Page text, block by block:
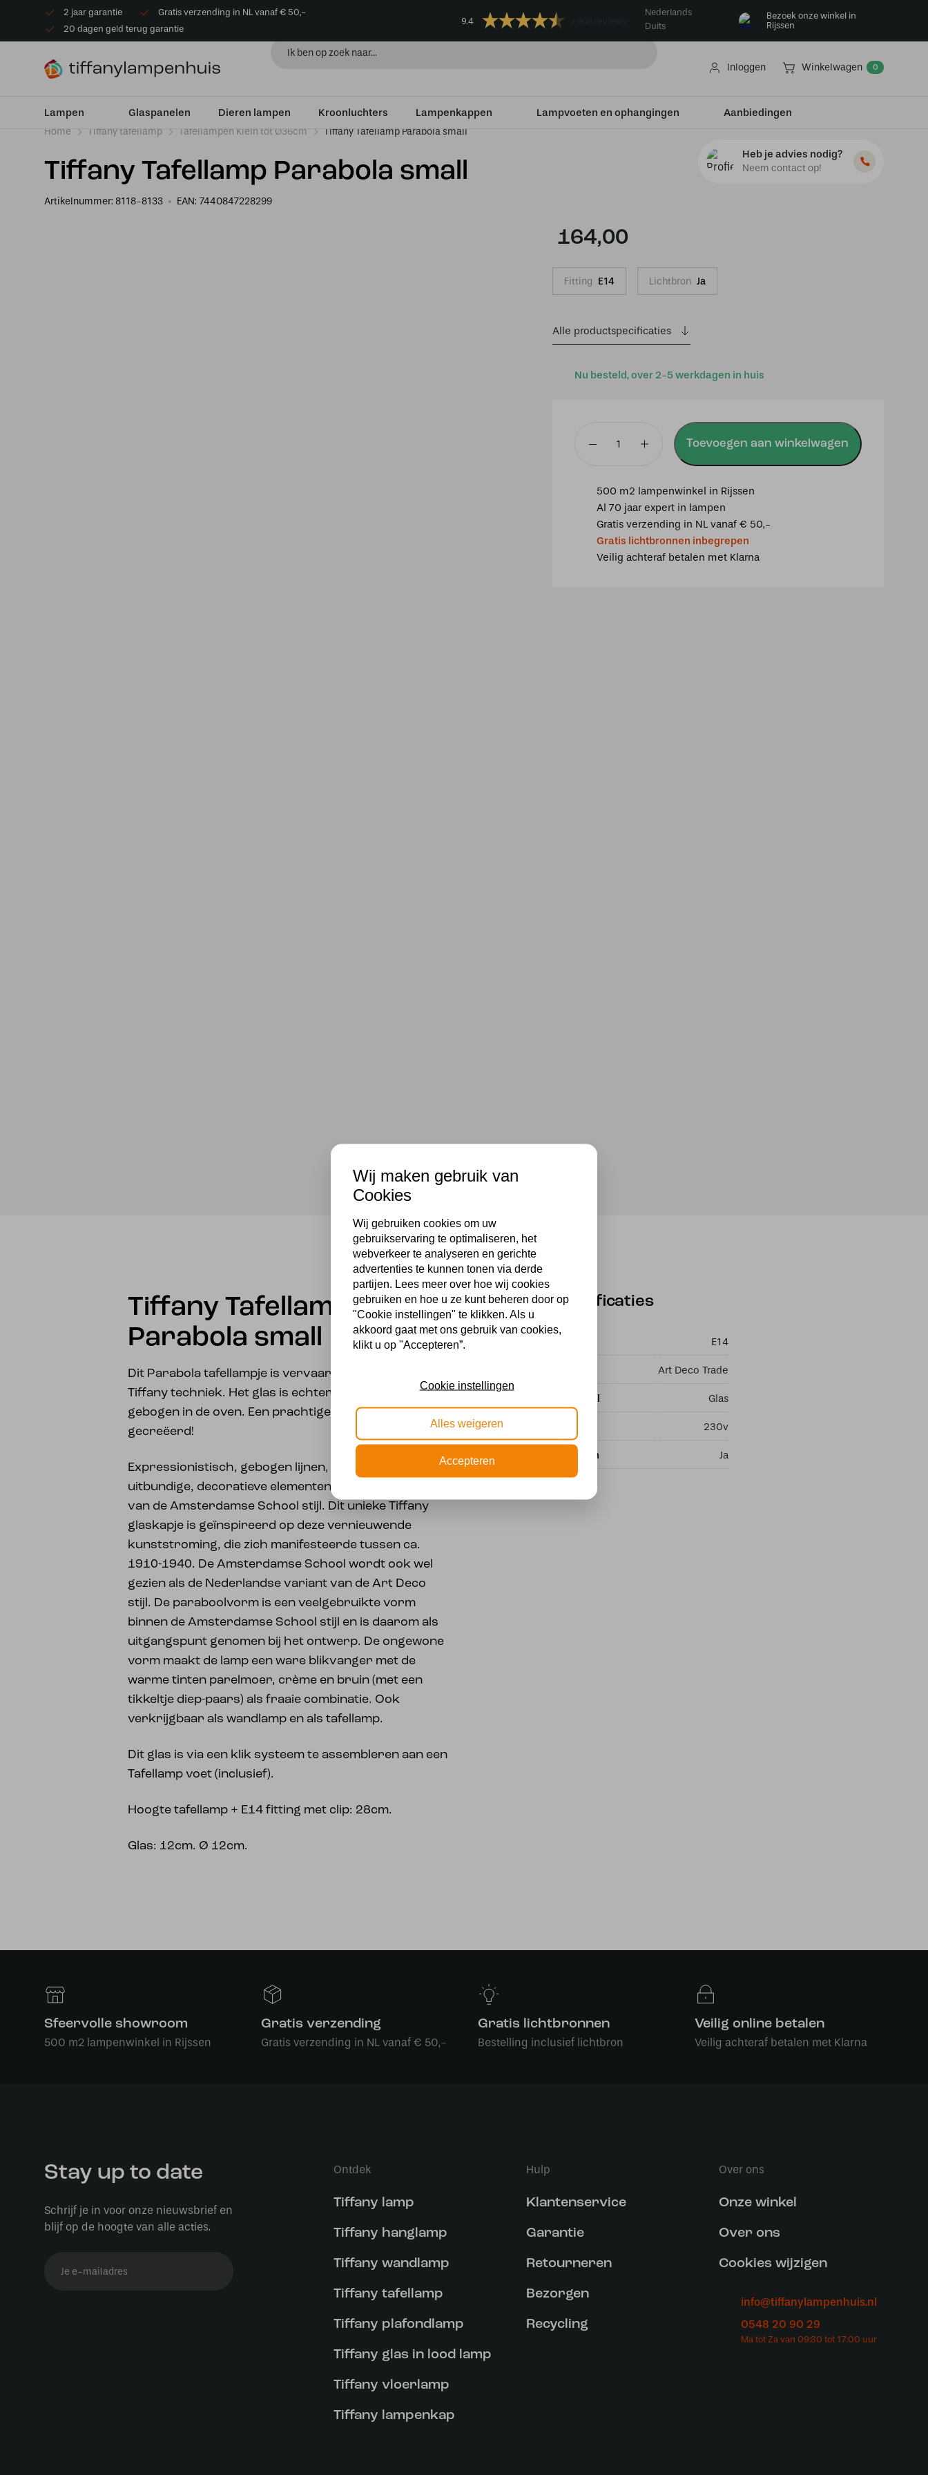
2 jaar garantie
Gratis verzending in NL vanaf € 50,-
20 dagen geld terug garantie
9.4
Nederlands
Duits
Bezoek onze winkel in
Rijssen
Inloggen Winkelwagen 0
Lampen Glaspanelen Dieren lampen Kroonluchters Lampenkappen Lampvoeten en ophangingen Aanbiedingen
Home Tiffany tafellamp Tafellampen Klein tot Ø36cm Tiffany Tafellamp Parabola small
Tiffany Tafellamp Parabola small
Artikelnummer: 8118-8133 EAN: 7440847228299
Heb je advies nodig?
Neem contact op!
Nu besteld, over 2-5 werkdagen in huis
164,00
Fitting E14 Lichtbron Ja
Alle productspecificaties
Toevoegen aan winkelwagen
500 m2 lampenwinkel in Rijssen
Al 70 jaar expert in lampen
Gratis verzending in NL vanaf € 50,-
Gratis lichtbronnen inbegrepen
Veilig achteraf betalen met Klarna
Tiffany Tafellamp
Parabola small
Dit Parabola tafellampje is vervaardigd volgens de
Tiffany techniek. Het glas is echter verwarmd en
gebogen in de oven. Een prachtige vloeiende vorm is
gecreëerd!
Expressionistisch, gebogen lijnen, spitse hoeken en
uitbundige, decoratieve elementen: enkele kenmerken
van de Amsterdamse School stijl. Dit unieke Tiffany
glaskapje is geïnspireerd op deze vernieuwende
kunststroming, die zich manifesteerde tussen ca.
1910-1940. De Amsterdamse School wordt ook wel
gezien als de Nederlandse variant van de Art Deco
stijl. De paraboolvorm is een veelgebruikte vorm
binnen de Amsterdamse School stijl en is daarom als
uitgangspunt genomen bij het ontwerp. De ongewone
vorm maakt de lamp een ware blikvanger met de
warme tinten parelmoer, crème en bruin (met een
tikkeltje diep-paars) als fraaie combinatie. Ook
verkrijgbaar als wandlamp en als tafellamp.
Dit glas is via een klik systeem te assembleren aan een
Tafellamp voet (inclusief).
Hoogte tafellamp + E14 fitting met clip: 28cm.
Glas: 12cm. Ø 12cm.
Specificaties
E14
Art Deco Trade
Materiaal Glas
230v
Lichtbron Ja
Sfeervolle showroom
500 m2 lampenwinkel in Rijssen
Gratis verzending
Gratis verzending in NL vanaf € 50,-
Gratis lichtbronnen
Bestelling inclusief lichtbron
Veilig online betalen
Veilig achteraf betalen met Klarna
Stay up to date
Schrijf je in voor onze nieuwsbrief en
blijf op de hoogte van alle acties.
Ontdek
Tiffany lamp
Tiffany hanglamp
Tiffany wandlamp
Tiffany tafellamp
Tiffany plafondlamp
Tiffany glas in lood lamp
Tiffany vloerlamp
Tiffany lampenkap
Hulp
Klantenservice
Garantie
Retourneren
Bezorgen
Recycling
Over ons
Onze winkel
Over ons
Cookies wijzigen
info@tiffanylampenhuis.nl
0548 20 90 29
Wij maken gebruik van
Cookies
Wij gebruiken cookies om uw
gebruikservaring te optimaliseren, het
webverkeer te analyseren en gerichte
advertenties te kunnen tonen via derde
partijen. Lees meer over hoe wij cookies
gebruiken en hoe u ze kunt beheren door op
"Cookie instellingen" te klikken. Als u
akkoord gaat met ons gebruik van cookies,
klikt u op "Accepteren”.
Cookie instellingen
Alles weigeren
Accepteren